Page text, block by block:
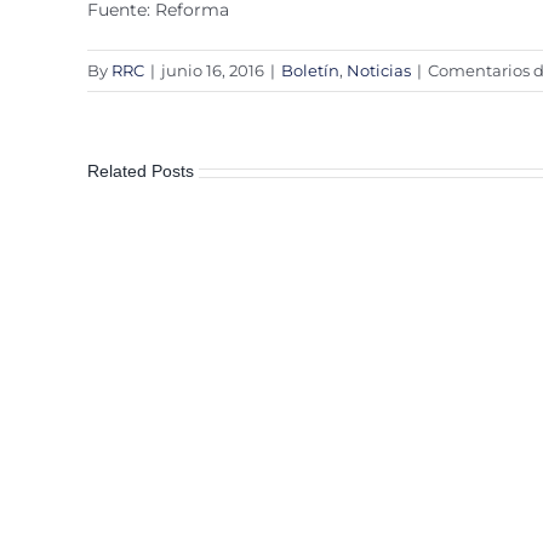
Fuente: Reforma
By RRC | junio 16, 2016 | Boletín, Noticias | Comentarios
Related Posts